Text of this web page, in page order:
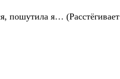
пошутила я… (Расстёгивает